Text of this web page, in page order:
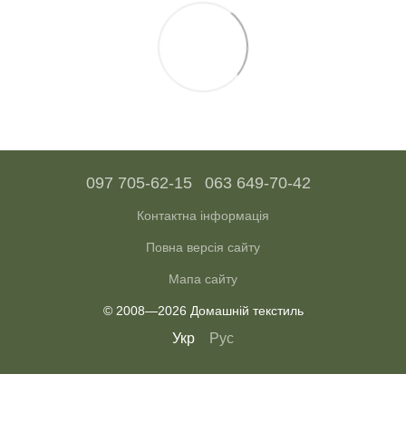
097 705-62-15 063 649-70-42
Контактна інформація
Повна версія сайту
Мапа сайту
© 2008—2026 Домашній текстиль
Укр Рус